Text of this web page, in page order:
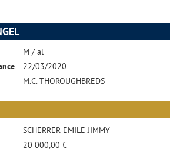
M / al
22/03/2020
M.C. THOROUGHBREDS
SCHERRER EMILE JIMMY
20 000,00 €